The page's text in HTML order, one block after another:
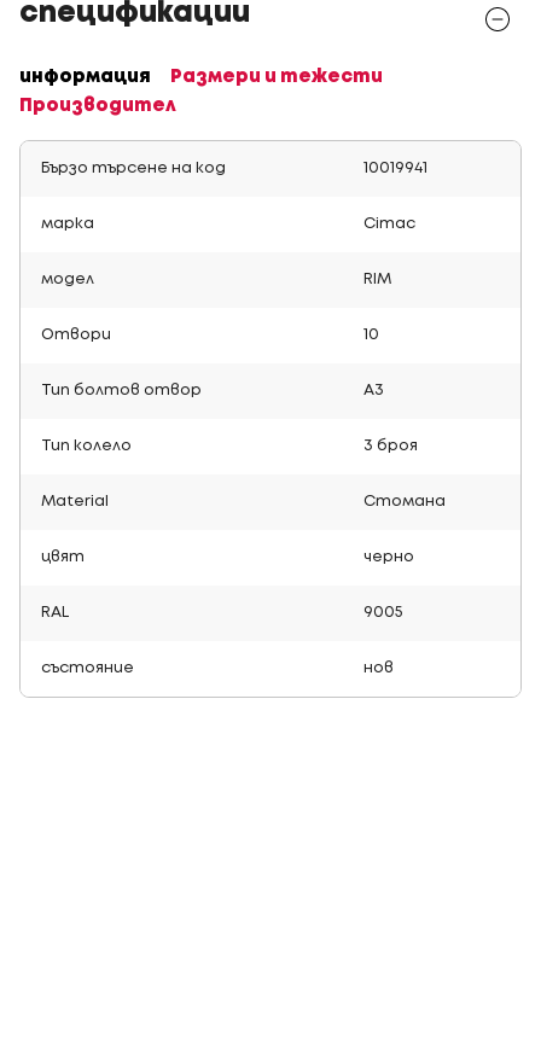
спецификации
информация
Размери и тежести
Производител
Бързо търсене на код 10019941
марка Cimac
модел RIM
Отвори 10
Тип болтов отвор A3
Тип колело 3 броя
Material Стомана
цвят черно
RAL 9005
състояние нов